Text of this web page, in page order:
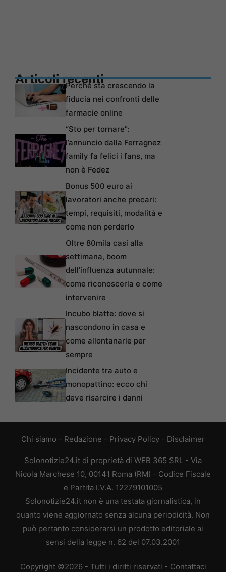
Articoli recentiPerché sta crescendo la
fiducia nei confronti delle
farmacie online
“Sto per tornare”:
l’annuncio dalla Ferragnez
family fa felici i fans, ma
non è Fedez
Bonus 500 euro ai
lavoratori anche precari:
tempi, requisiti, modalità e
come non perderlo
Oltre 80mila casi alla
settimana, boom
dell’influenza autunnale:
come riconoscerla e come
intervenire
Incubo blatte: dove si
nascondono in casa e
come allontanarle per
sempre
Incidente tra auto e
monopattino: ecco chi
deve risarcire i danni
Chi siamo - Redazione - Privacy Policy - Disclaimer
Solonotizie24.it di proprietà di WEB 365 SRL - Via
Nicola Marchese 10, 00141 Roma (RM) - Codice Fiscale
e Partita I.V.A. 12279101005
Solonotizie24.it non è una testata giornalistica, in
quanto viene aggiornato senza alcuna periodicità. Non
può pertanto considerarsi un prodotto editoriale ai
sensi della legge n. 62 del 07.03.2001
Copyright ©2026 - Tutti i diritti riservati - Contattaci